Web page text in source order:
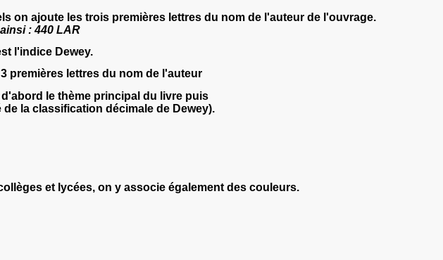
on ajoute les trois premières lettres du nom de l'auteur de l'ouvrage.
ainsi :440 LAR
l'indice Dewey.
premières lettres du nom de l'auteur
le thème principal du livre puis
la classification décimale de Dewey).
et lycées, on y associe également des couleurs.